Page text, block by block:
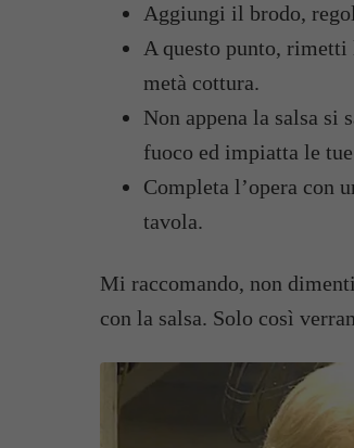
Aggiungi il brodo,
A questo punto,
metà cottura.
Non appena la salsa si
fuoco ed impiatta le
Completa l’opera con
tavola.
Mi raccomando, non
con la salsa. Solo così